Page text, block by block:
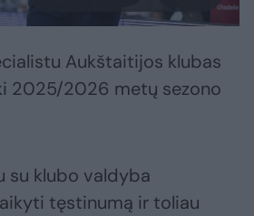
Aukštaitijos klubas
2025/2026 metų sezono
su klubo valdyba
tęstinumą ir toliau